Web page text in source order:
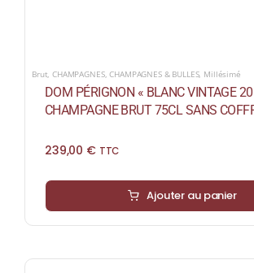
Brut ,CHAMPAGNES,CHAMPAGNES & BULLES, Millésimé
DOM PÉRIGNON « BLANC VINTAGE
CHAMPAGNE BRUT 75CL SANS
239,00 € TTC
Ajouter au panier